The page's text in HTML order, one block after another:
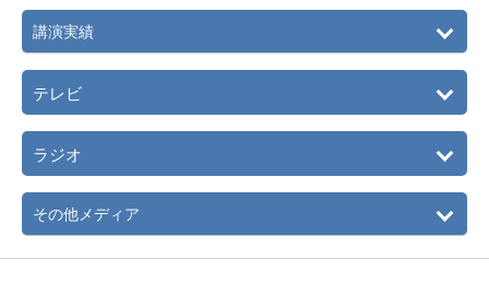
講演実績
テレビ
ラジオ
その他メディア